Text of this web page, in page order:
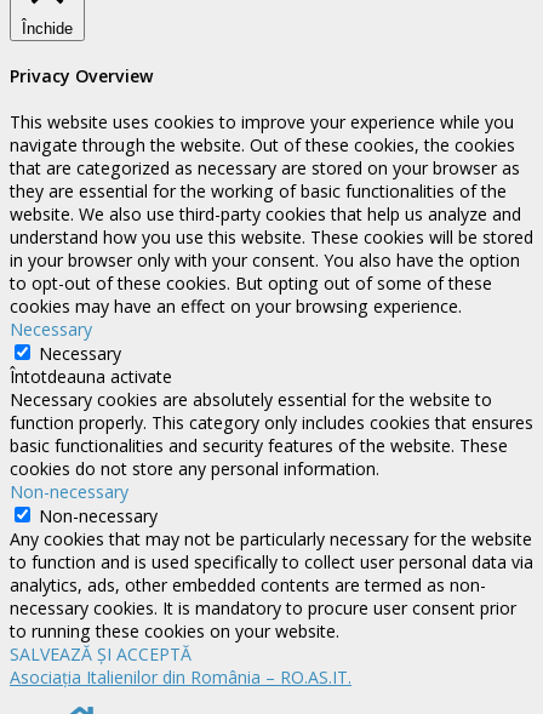
Închide
Privacy Overview
This website uses cookies to improve your experience while you
navigate through the website. Out of these cookies, the cookies
that are categorized as necessary are stored on your browser as
they are essential for the working of basic functionalities of the
website. We also use third-party cookies that help us analyze and
understand how you use this website. These cookies will be stored
in your browser only with your consent. You also have the option
to opt-out of these cookies. But opting out of some of these
cookies may have an effect on your browsing experience.
Necessary
Necessary
Întotdeauna activate
Necessary cookies are absolutely essential for the website to
function properly. This category only includes cookies that ensures
basic functionalities and security features of the website. These
cookies do not store any personal information.
Non-necessary
Non-necessary
Any cookies that may not be particularly necessary for the website
to function and is used specifically to collect user personal data via
analytics, ads, other embedded contents are termed as non-
necessary cookies. It is mandatory to procure user consent prior
to running these cookies on your website.
SALVEAZĂ ȘI ACCEPTĂ
Asociația Italienilor din România – RO.AS.IT.